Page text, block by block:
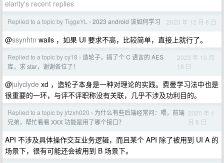
elarity's recent replies
Replied to a topic by TiggeYL › 2023 android 该如何学习 2023 年 12 月 8 日
@ssynhtn wails ，如果 UI 要求不高，比较简单，直接上就行了。
Replied to a topic by cy18 › 造轮子，搞了个 C 语言的 AES
库，求 star，谢谢各位了！
2023 年 10 月
18 日
@julyclyde xd ，造轮子本身是一种对理论的实践。费曼学习法中也是
很重要的一环，与评不评职称没有关联，几乎不涉及功利目的。
Replied to a topic by jrtzxh020 › 为什么有些后端经常问：喂，前端
兄弟，帮忙看看 XXX 功能是用了哪个接口？
2020 年 1
月 6 日
API 不涉及具体操作交互业务逻辑，而且某个 API 除了被用到 UI A 的
场景下，很有可能还会被用到 B 场景下。